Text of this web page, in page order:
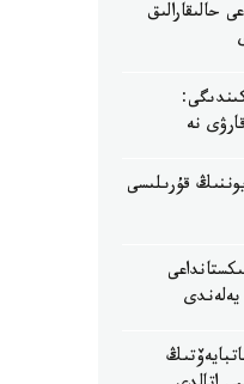
نە
قۇرىلىسى
يەلەندى